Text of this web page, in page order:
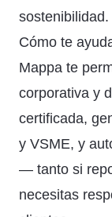
sostenibilidad.
Cómo te
Mappa te
corporativa y
certificada,
y VSME, y
— tanto si
necesitas